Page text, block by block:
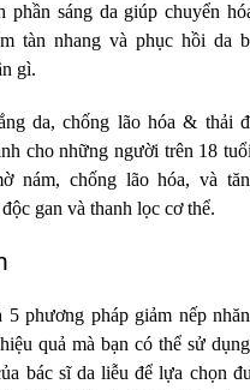
phần sáng da giúp chuyển
tàn nhang và phục hồi da
gì.
da, chống lão hóa & thải
cho những người trên 18
nám, chống lão hóa, và
gan và thanh lọc cơ thể.
5 phương pháp giảm nếp
quả mà bạn có thể sử
bác sĩ da liễu để lựa chọn